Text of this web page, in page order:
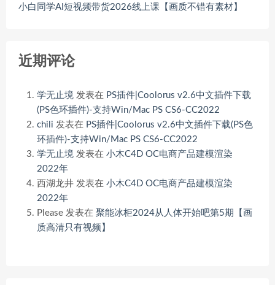
小白同学AI短视频带货2026线上课【画质不错有素材】
近期评论
学无止境 发表在 PS插件|Coolorus v2.6中文插件下载
(PS色环插件)-支持Win/Mac PS CS6-CC2022
chili 发表在 PS插件|Coolorus v2.6中文插件下载(PS色
环插件)-支持Win/Mac PS CS6-CC2022
学无止境 发表在 小木C4D OC电商产品建模渲染
2022年
西湖龙井 发表在 小木C4D OC电商产品建模渲染
2022年
Please 发表在 聚能冰柜2024从人体开始吧第5期【画
质高清只有视频】